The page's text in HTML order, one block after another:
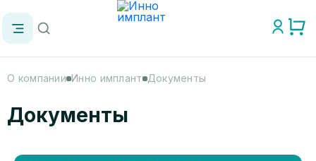
О компании Инно имплант Документы
Документы